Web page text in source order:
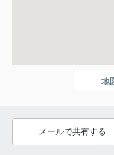
地
メールで共有する